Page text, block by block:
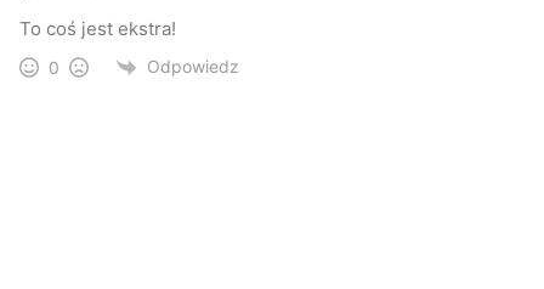
To coś jest ekstra!
0 Odpowiedz